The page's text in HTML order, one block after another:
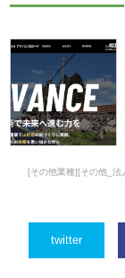
[その他業種][その他_法
twitter